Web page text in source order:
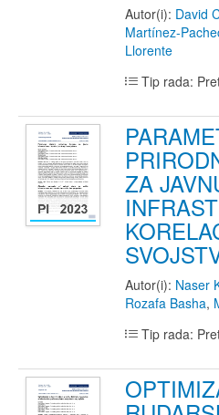
Autor(i): David
Martínez-
Llorente
Tip rada:
ZA
Autor(i): Naser
Rozafa Basha,
Tip rada: